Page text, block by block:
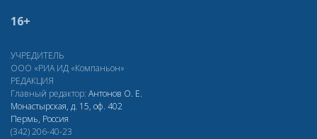
16+
УЧРЕДИТЕЛЬ
ООО «РИА ИД «Компаньон»
РЕДАКЦИЯ
Главный редактор: Антонов О. Е.
Монастырская, д. 15, оф. 402
Пермь, Россия
(342) 206-40-23